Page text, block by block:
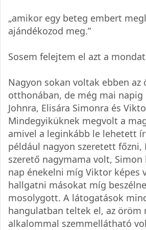
„amikor egy beteg embert
ajándékozod meg.”
Sosem felejtem el azt a
Nagyon sokan voltak ebben az
otthonában, de még mai napig
Johnra, Elisára Simonra és
Mindegyiküknek megvolt a
amivel a leginkább le lehetett
például nagyon szeretett főzni,
szerető nagymama volt, Simon
nap énekelni míg Viktor képes
hallgatni másokat míg
mosolygott. A látogatások
hangulatban teltek el, az öröm
alkalommal szemmellátható